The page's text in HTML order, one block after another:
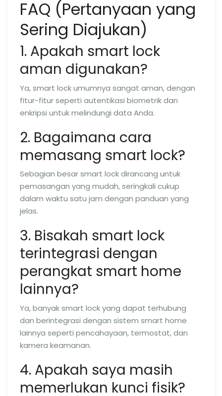
FAQ (Pertanyaan yang
Sering Diajukan)
1. Apakah smart lock
aman digunakan?
Ya, smart lock umumnya sangat aman, dengan
fitur-fitur seperti autentikasi biometrik dan
enkripsi untuk melindungi data Anda.
2. Bagaimana cara
memasang smart lock?
Sebagian besar smart lock dirancang untuk
pemasangan yang mudah, seringkali cukup
dalam waktu satu jam dengan panduan yang
jelas.
3. Bisakah smart lock
terintegrasi dengan
perangkat smart home
lainnya?
Ya, banyak smart lock yang dapat terhubung
dan berintegrasi dengan sistem smart home
lainnya seperti pencahayaan, termostat, dan
kamera keamanan.
4. Apakah saya masih
memerlukan kunci fisik?